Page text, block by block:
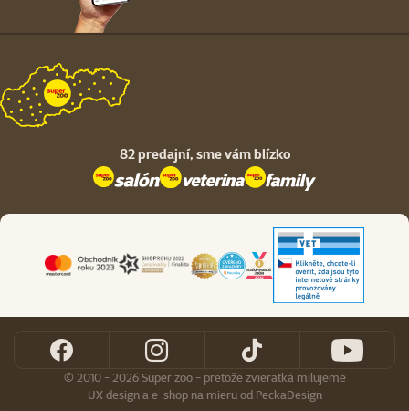
82 predajní, sme vám blízko
© 2010 - 2026 Super zoo - pretože zvieratká milujeme
UX designa e-shop na mieruod PeckaDesign